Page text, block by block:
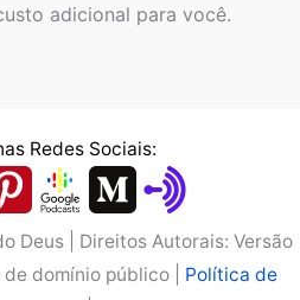
adicional para você.
Redes Sociais:
Deus | Direitos Autorais: Versão
domínio público | Política de